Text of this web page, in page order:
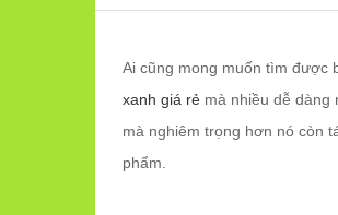
Ai cũng mong muốn tìm được
xanh giá rẻ mà nhiều dễ dàng
mà nghiêm trọng hơn nó còn
phẩm.